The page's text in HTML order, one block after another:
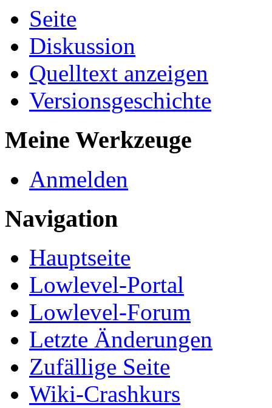
Seite
Diskussion
Quelltext anzeigen
Versionsgeschichte
Meine Werkzeuge
Anmelden
Navigation
Hauptseite
Lowlevel-Portal
Lowlevel-Forum
Letzte Änderungen
Zufällige Seite
Wiki-Crashkurs